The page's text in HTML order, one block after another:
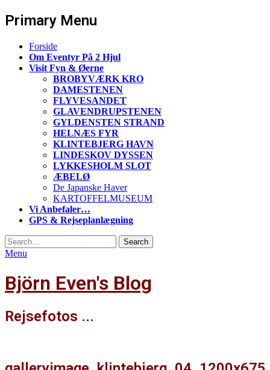
Primary Menu
Skip
content
Forside
Om Eventyr På 2 Hjul
Visit Fyn & Øerne
BROBYVÆRK KRO
DAMESTENEN
FLYVESANDET
GLAVENDRUPSTENEN
GYLDENSTEN STRAND
HELNÆS FYR
KLINTEBJERG HAVN
LINDESKOV DYSSEN
LYKKESHOLM SLOT
ÆBELØ
De Japanske Haver
KARTOFFELMUSEUM
Vi Anbefaler…
GPS & Rejseplanlægning
Search
Search
for:
Menu
Björn Even's Blog
Rejsefotos ...